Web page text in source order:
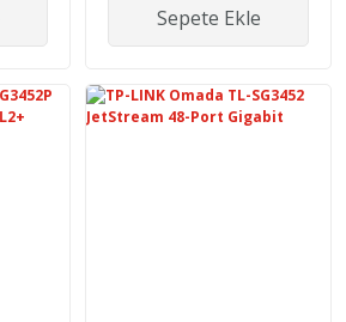
Sepete Ekle